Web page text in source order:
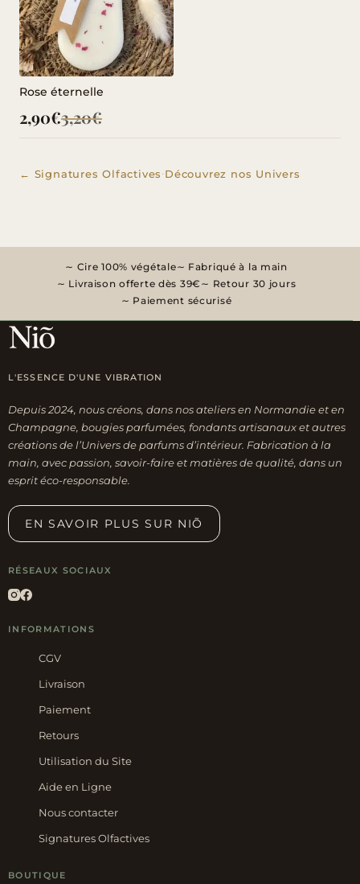
Rose éternelle
3,20€
Le
était :
2,90€Le
est :
← Signatures Olfactives·Découvrez nos Univers
Cire 100% végétale
Fabriqué à la main
Livraison offerte dès 39€
Retour 30 jours
Paiement sécurisé
L'ESSENCE D'UNE VIBRATION
Depuis 2024, nous créons, dans nos ateliers en Normandie et en
Champagne, bougies parfumées, fondants artisanaux et autres
créations de l’Univers de parfums d’intérieur. Fabrication à la
main, avec passion, savoir-faire et matières de qualité, dans un
esprit éco-responsable.
EN SAVOIR PLUS SUR NIÕ
RÉSEAUX SOCIAUX
INFORMATIONS
CGV
Livraison
Paiement
Retours
Utilisation du Site
Aide en Ligne
Nous contacter
Signatures Olfactives
BOUTIQUE